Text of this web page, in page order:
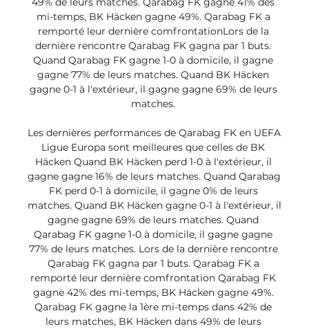
mi-temps, BK Häcken gagne 49%. Qarabag FK a
remporté leur dernière comfrontationLors de la
dernière rencontre Qarabag FK gagna par 1 buts.
Quand Qarabag FK gagne 1-0 à domicile, il gagne
gagne 77% de leurs matches. Quand BK Häcken
gagne 0-1 à l'extérieur, il gagne gagne 69% de leurs
matches.
Les dernières performances de Qarabag FK en UEFA
Ligue Europa sont meilleures que celles de BK
Häcken Quand BK Häcken perd 1-0 à l'extérieur, il
gagne gagne 16% de leurs matches. Quand Qarabag
FK perd 0-1 à domicile, il gagne 0% de leurs
matches. Quand BK Häcken gagne 0-1 à l'extérieur, il
gagne gagne 69% de leurs matches. Quand
Qarabag FK gagne 1-0 à domicile, il gagne gagne
77% de leurs matches. Lors de la dernière rencontre
Qarabag FK gagna par 1 buts. Qarabag FK a
remporté leur dernière comfrontation Qarabag FK
gagne 42% des mi-temps, BK Häcken gagne 49%.
Qarabag FK gagne la 1ère mi-temps dans 42% de
leurs matches, BK Häcken dans 49% de leurs